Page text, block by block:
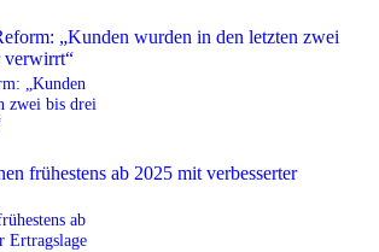
„Kunden
zwei bis drei
ab
Ertragslage